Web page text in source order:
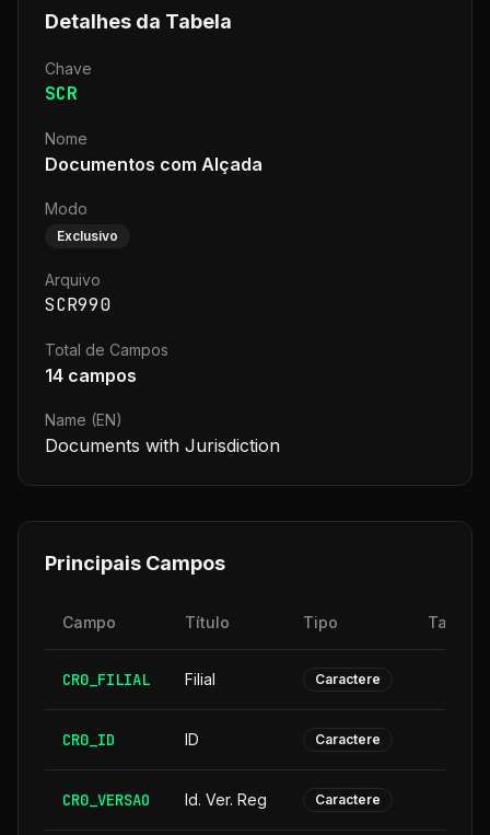
Detalhes da Tabela
Chave
SCR
Nome
Documentos com Alçada
Modo
Exclusivo
Arquivo
SCR990
Total de Campos
14 campos
Name (EN)
Documents with Jurisdiction
Principais Campos
Campo Título Tipo
CR0_FILIAL Filial Caractere
CR0_ID ID Caractere
CR0_VERSAO Id. Ver. Reg Caractere